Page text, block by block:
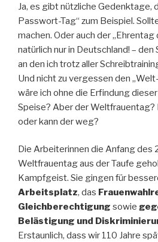
Ja, es gibt nützliche Gedenktage,
Passwort-Tag“ zum Beispiel.
machen. Oder auch der „Ehrentag
natürlich nur in Deutschland! –
an den ich trotz aller
Und nicht zu vergessen den
wäre ich ohne die Erfindung
Speise? Aber der Weltfrauentag?
oder kann der weg?
Die Arbeiterinnen die Anfang des
Weltfrauentag aus der Taufe
Kampfgeist. Sie gingen für
Arbeitsplatz, das
Gleichberechtigung sowie
Belästigung und
Erstaunlich, dass wir 110 Jahre